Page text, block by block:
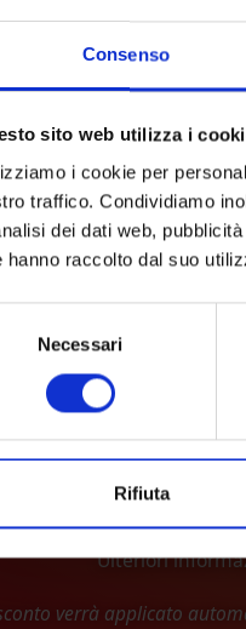
Consenso
sito web utilizza i
i cookie per
traffico. Condividiamo
dei dati web,
hanno raccolto dal suo
Necessari
Rifiuta
DELL'EVENTO
Cinema Revolution
ADERISCE ALLA
SPECIALE DI 3,50
Ulteriori
verrà applicato